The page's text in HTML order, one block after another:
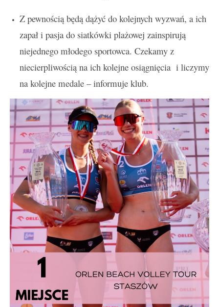
Z pewnością będą dążyć do kolejnych wyzwań, a ich
zapał i pasja do siatkówki plażowej zainspirują
niejednego młodego sportowca. Czekamy z
niecierpliwością na ich kolejne osiągnięcia i liczymy
na kolejne medale – informuje klub.